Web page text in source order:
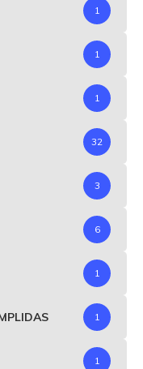
1
1
1
32
3
6
1
1
1